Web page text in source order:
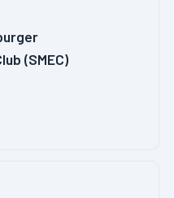
(SMEC)